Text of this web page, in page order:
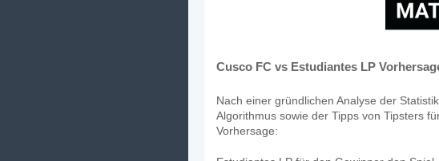
Cusco FC vs Estudiantes LP
Nach einer gründlichen Analyse der
Algorithmus sowie der Tipps von Tipsters
Vorhersage: